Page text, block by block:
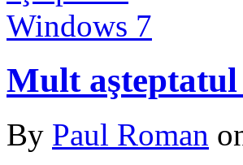
Mult
By Paul Roman